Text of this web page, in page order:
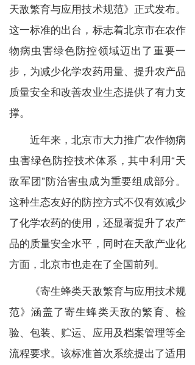
t
i
o
n
天敌繁育与应用技术规范》正式发布。
这一标准的出台，标志着北京市在农作
物病虫害绿色防控领域迈出了重要一
步，为减少化学农药用量、提升农产品
质量安全和改善农业生态提供了有力支
撑。
近年来，北京市大力推广农作物病
虫害绿色防控技术体系，其中利用“天
敌军团”防治害虫成为重要组成部分。
这种生态友好的防控方式不仅有效减少
了化学农药的使用，还显著提升了农产
品的质量安全水平，同时在天敌产业化
方面，北京市也走在了全国前列。
《寄生蜂类天敌繁育与应用技术规
范》涵盖了寄生蜂类天敌的繁育、检
验、包装、贮运、应用及档案管理等全
流程要求。该标准首次系统提出了适用